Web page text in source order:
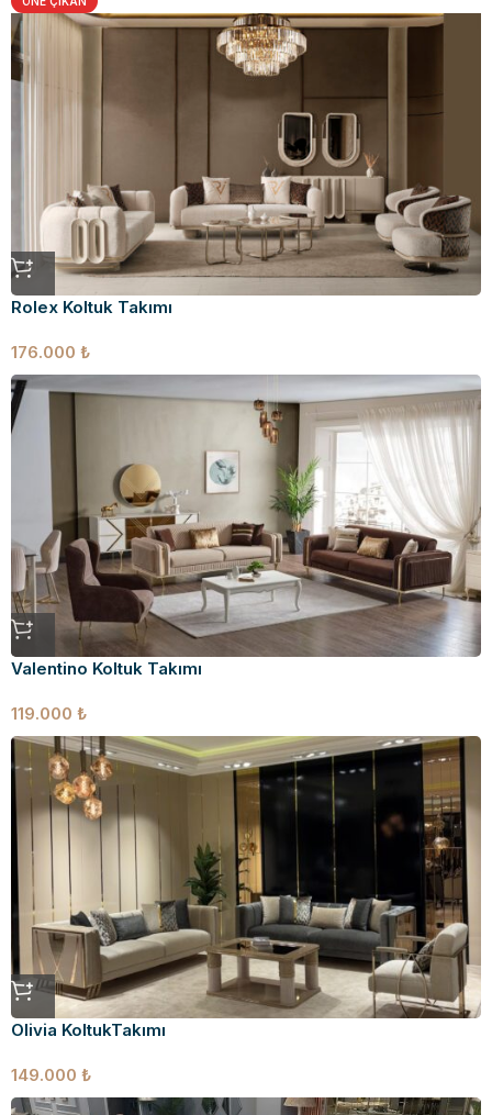
Rolex Koltuk Takımı
176.000 ₺
Valentino Koltuk Takımı
119.000 ₺
Olivia KoltukTakımı
149.000 ₺